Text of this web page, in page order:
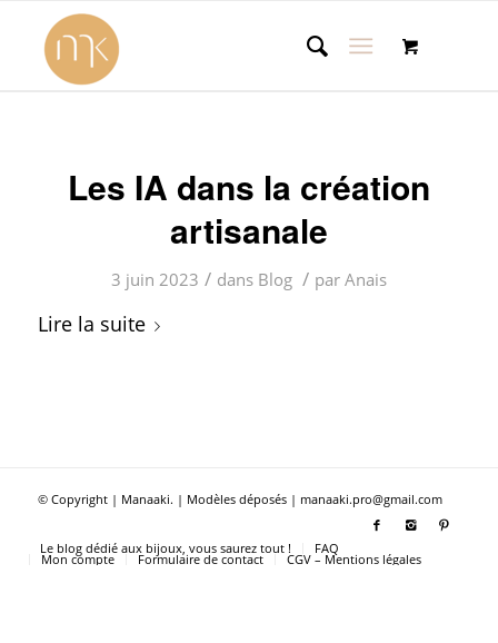
Les IA dans la création
artisanale
3 juin 2023 / dans Blog / par Anais
Lire la suite
© Copyright | Manaaki. | Modèles déposés | manaaki.pro@gmail.com
Le blog dédié aux bijoux, vous saurez tout ! FAQ
Mon compte Formulaire de contact CGV – Mentions légales